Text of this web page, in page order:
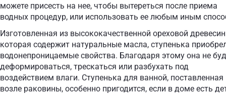
можете присесть на нее, чтобы вытереться после приема
водных процедур, или использовать ее любым иным
Изготовленная из высококачественной ореховой
которая содержит натуральные масла, ступенька
водонепроницаемые свойства. Благодаря этому она не
деформироваться, трескаться или разбухать под
воздействием влаги. Ступенька для ванной, поставленная
возле раковины, особенно пригодится, если в доме есть